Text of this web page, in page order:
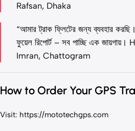
Rafsan, Dhaka
“আমার ট্রাক ফ্লিটের জন্য ব্যবহার
ফুয়েল রিপোর্ট – সব পাচ্ছি এক
Imran, Chattogram
How to Order Your GPS
Visit: https://mototechgps.com